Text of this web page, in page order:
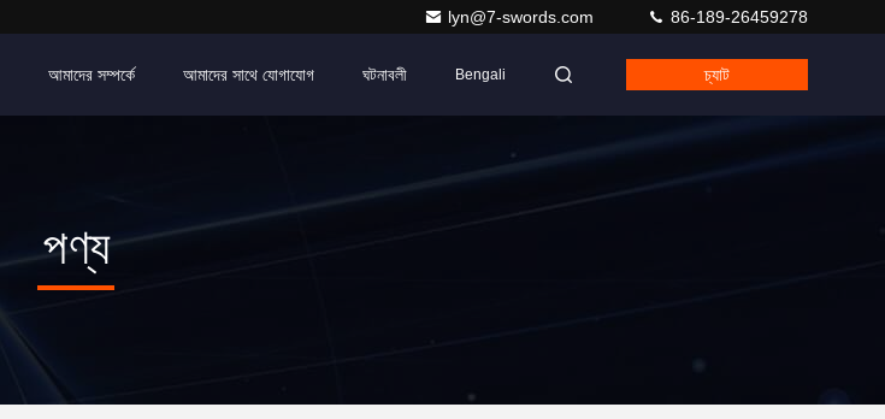
lyn@7-swords.com 86-189-26459278
আমাদের সম্পর্কে আমাদের সাথে যোগাযোগ ঘটনাবলী Bengali চ্যাট
পণ্য